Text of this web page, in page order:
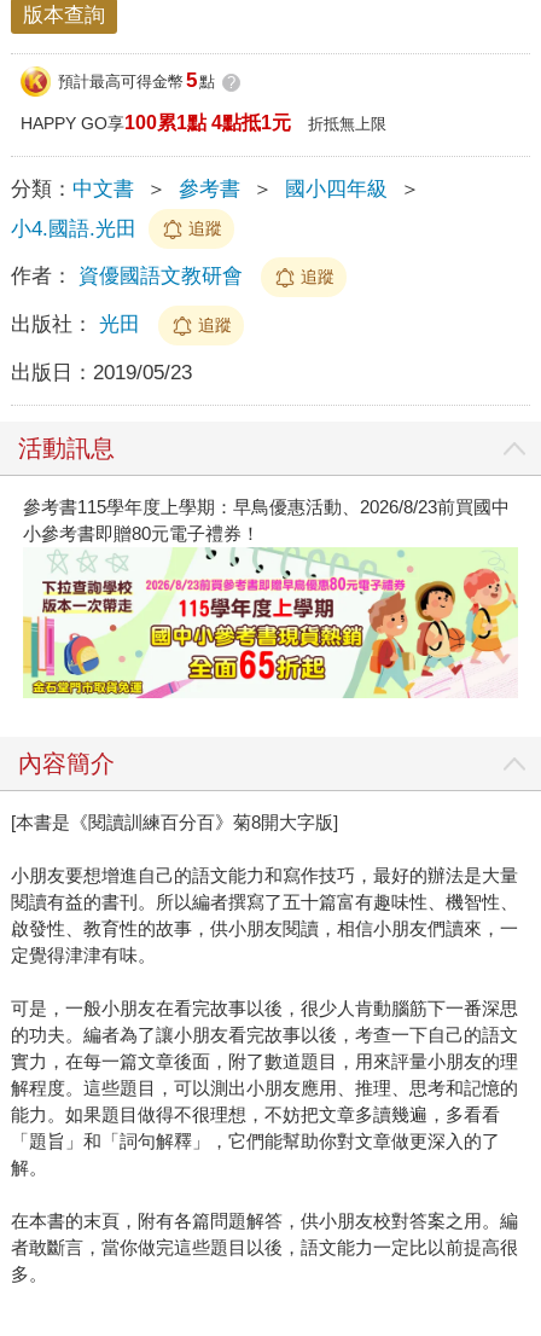
版本查詢
預計最高可得金幣 5點 ?
HAPPY GO享100累1點 4點抵1元 折抵無上限
分類： 中文書 ＞ 參考書 ＞ 國小四年級
＞
小4.國語.光田
追蹤
作者： 資優國語文教研會 追蹤
出版社： 光田 追蹤
出版日： 2019/05/23
活動訊息
參考書115學年度上學期：早鳥優惠活動、2026/8/23前買國中
小參考書即贈80元電子禮券！
內容簡介
[本書是《閱讀訓練百分百》菊8開大字版]
小朋友要想增進自己的語文能力和寫作技巧，最好的辦法是大量
閱讀有益的書刊。所以編者撰寫了五十篇富有趣味性、機智性、
啟發性、教育性的故事，供小朋友閱讀，相信小朋友們讀來，一
定覺得津津有味。
可是，一般小朋友在看完故事以後，很少人肯動腦筋下一番深思
的功夫。編者為了讓小朋友看完故事以後，考查一下自己的語文
實力，在每一篇文章後面，附了數道題目，用來評量小朋友的理
解程度。這些題目，可以測出小朋友應用、推理、思考和記憶的
能力。如果題目做得不很理想，不妨把文章多讀幾遍，多看看
「題旨」和「詞句解釋」，它們能幫助你對文章做更深入的了
解。
在本書的末頁，附有各篇問題解答，供小朋友校對答案之用。編
者敢斷言，當你做完這些題目以後，語文能力一定比以前提高很
多。